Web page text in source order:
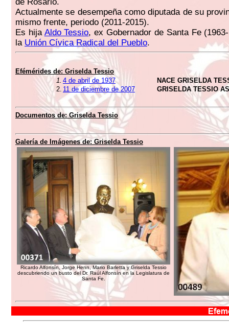
Actualmente se desempeña como diputada de su
mismo frente, periodo (2011-2015).
Es hija Aldo Tessio, ex Gobernador de Santa Fe
la Unión Cívica Radical del Pueblo.
Efémérides de: Griselda Tessio
1. 4 de abril de 1937
NACE GRISELDA
2. 11 de diciembre de 2007 GRISELDA TESSIO
Documentos de:Griselda Tessio
Galería de Imágenes de:Griselda Tessio
Ricardo Alfonsín, Jorge Henn, Mario Barletta y Griselda Tessio
descubriendo un busto del Dr. Raúl Alfonsín en la Legislatura de
Santa Fe.